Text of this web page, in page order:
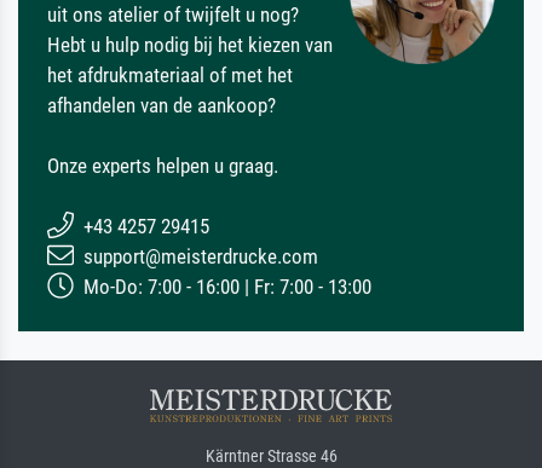
uit ons atelier of twijfelt u nog?
Hebt u hulp nodig bij het kiezen van
het afdrukmateriaal of met het
afhandelen van de aankoop?
Onze experts helpen u graag.
+43 4257 29415
support@meisterdrucke.com
Mo-Do: 7:00 - 16:00 | Fr: 7:00 - 13:00
Kärntner Strasse 46